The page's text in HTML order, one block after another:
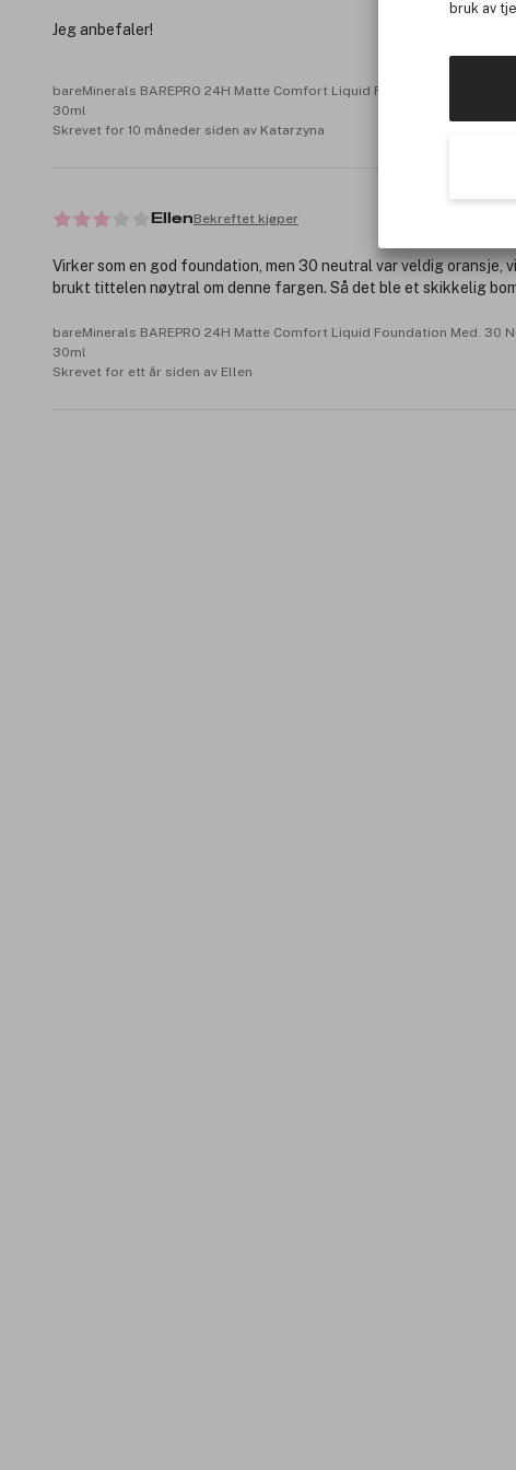
bruk av
Jeg anbefaler!
bareMinerals BAREPRO 24H Matte Comfort Liquid Foundation Med. 32
30ml
Skrevet for 10 måneder siden av Katarzyna
EllenBekreftet kjøper
Virker som en god foundation, men 30 neutral var veldig oransje,
brukt tittelen nøytral om denne fargen. Så det ble et skikkelig
bareMinerals BAREPRO 24H Matte Comfort Liquid Foundation Med. 30
30ml
Skrevet for ett år siden av Ellen